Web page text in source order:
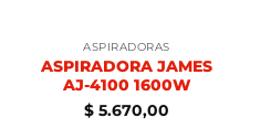
ASPIRADORAS
ASPIRADORA JAMES
AJ-4100 1600W
$ 5.670,00